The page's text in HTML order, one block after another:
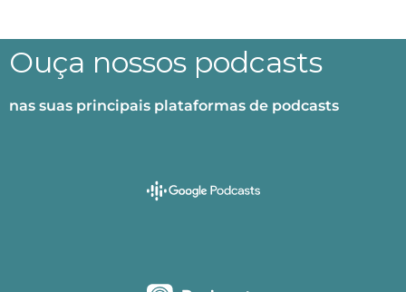
Ouça nossos podcasts
nas suas principais plataformas de podcasts